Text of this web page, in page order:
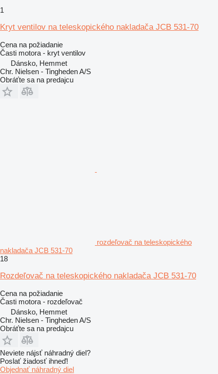
1
Kryt ventilov na teleskopického nakladača JCB 531-70
Cena na požiadanie
Časti motora - kryt ventilov
Dánsko, Hemmet
Chr. Nielsen - Tingheden A/S
Obráťte sa na predajcu
rozdeľovač na teleskopického
nakladača JCB 531-70
18
Rozdeľovač na teleskopického nakladača JCB 531-70
Cena na požiadanie
Časti motora - rozdeľovač
Dánsko, Hemmet
Chr. Nielsen - Tingheden A/S
Obráťte sa na predajcu
Neviete nájsť náhradný diel?
Poslať žiadosť ihneď!
Objednať náhradný diel